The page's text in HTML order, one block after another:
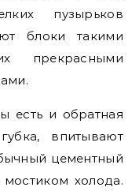
пузырьков
блоки такими
прекрасными
есть и обратная
впитывают
цементный
холода.